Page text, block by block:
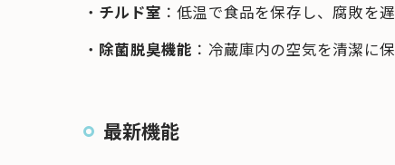
・ チルド室 ：低温で食品を保存し、腐敗を
・ 除菌脱臭機能 ：冷蔵庫内の空気を清潔に
最新機能